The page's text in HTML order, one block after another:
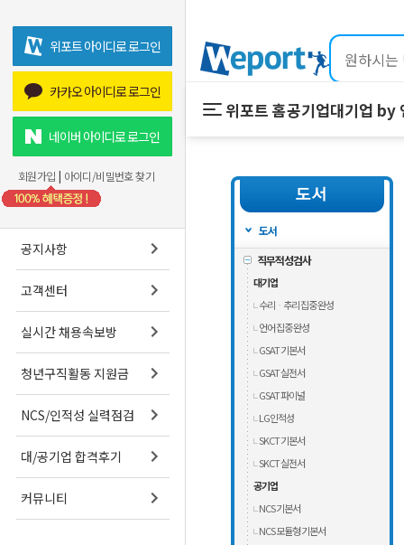
위포트 아이디로 로그인
카카오 아이디로 로그인
네이버 아이디로 로그인
회원가입 | 아이디/비밀번호 찾기
공지사항
고객센터
실시간 채용속보방
청년구직활동 지원금
NCS/인적성 실력점검
대/공기업 합격후기
커뮤니티
위포트 홈공기업대기업 by
프리패스
도서
직무적성검사
대기업
수리ᆞ추리 집중 완성
언어 집중 완성
GSAT 기본서
GSAT 실전서
GSAT 파이널
LG인적성
SKCT 기본서
SKCT 실전서
공기업
NCS 기본서
NCS 모듈형 기본서